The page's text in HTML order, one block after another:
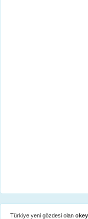
Türkiye yeni gözdesi olan